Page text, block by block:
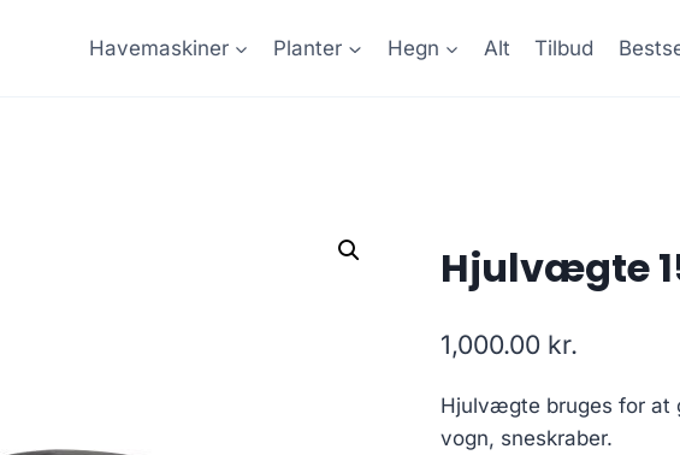
Havemaskiner Planter Hegn Alt Tilbud
Hjulvægte
1,000.00 kr.
Hjulvægte bruges for at
vogn, sneskraber.